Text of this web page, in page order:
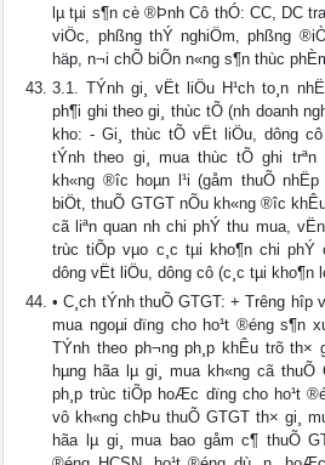
lµ tµi s¶n cè ®Þnh Cô thÓ: CC, DC
viÖc, phßng thÝ nghiÖm, phßng
häp, n¬i chÕ biÕn n«ng s¶n thùc
3.1. TÝnh gi¸ vËt liÖu H¹ch to¸n
ph¶i ghi theo gi¸ thùc tÕ (nh­ doanh
kho: - Gi¸ thùc tÕ vËt liÖu, dông
tÝnh theo gi¸ mua thùc tÕ ghi trªn
kh«ng ®­îc hoµn l¹i (gåm thuÕ
biÖt, thuÕ GTGT nÕu kh«ng ®­îc
cã liªn quan nh­ chi phÝ thu mua,
trùc tiÕp vµo c¸c tµi kho¶n chi
dông vËt liÖu, dông cô (c¸c tµi kho¶n
• C¸ch tÝnh thuÕ GTGT: + Tr­êng hîp
mua ngoµi dïng cho ho¹t ®éng s¶n
TÝnh theo ph­¬ng ph¸p khÊu trõ th×
hµng hãa lµ gi¸ mua kh«ng cã thuÕ
ph¸p trùc tiÕp hoÆc dïng cho ho¹t
vô kh«ng chÞu thuÕ GTGT th× gi¸
hãa lµ gi¸ mua bao gåm c¶ thuÕ